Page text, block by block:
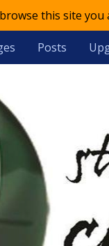
this site
Posts